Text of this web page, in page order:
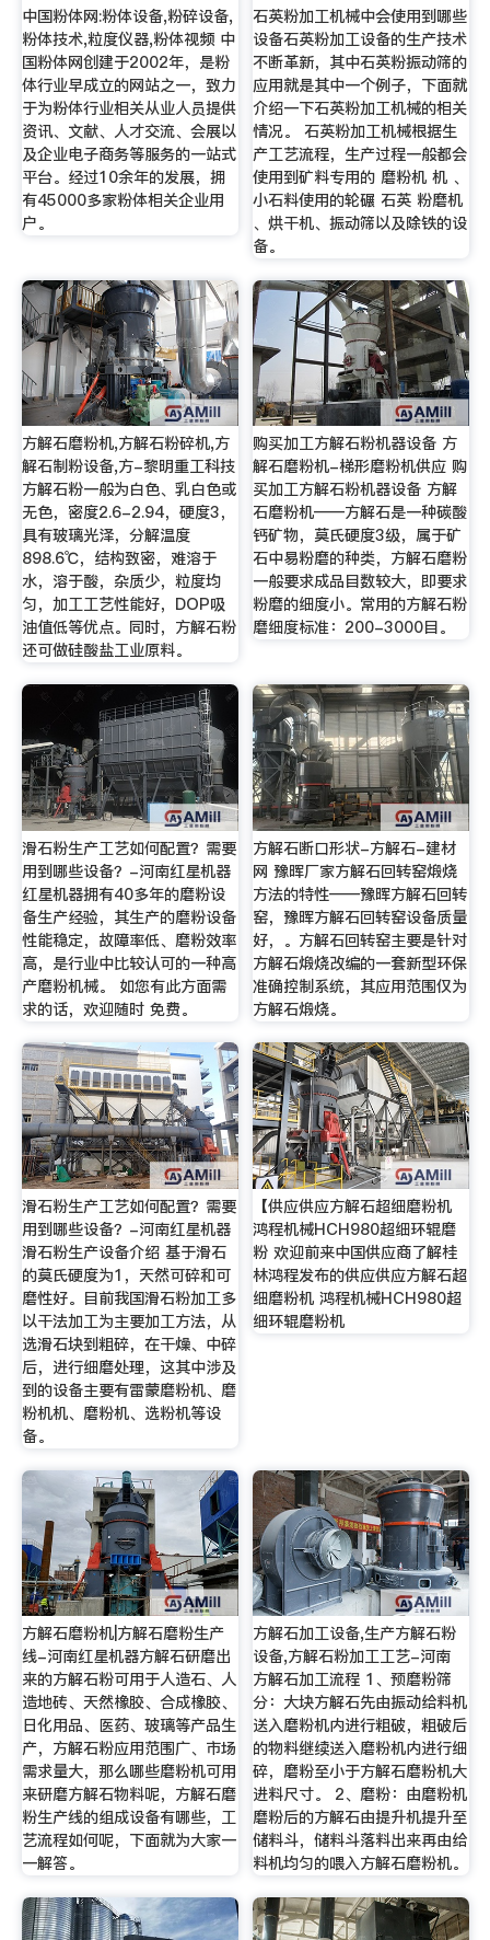
中国粉体网:粉体设备,粉碎设备,
粉体技术,粒度仪器,粉体视频 中
国粉体网创建于2002年，是粉
体行业早成立的网站之一，致力
于为粉体行业相关从业人员提供
资讯、文献、人才交流、会展以
及企业电子商务等服务的一站式
平台。经过10余年的发展，拥
有45000多家粉体相关企业用
户。
石英粉加工机械中会使用到哪些
设备石英粉加工设备的生产技术
不断革新，其中石英粉振动筛的
应用就是其中一个例子，下面就
介绍一下石英粉加工机械的相关
情况。 石英粉加工机械根据生
产工艺流程，生产过程一般都会
使用到矿料专用的 磨粉机 机 、
小石料使用的轮碾 石英 粉磨机
、烘干机、振动筛以及除铁的设
备。
方解石磨粉机,方解石粉碎机,方
解石制粉设备,方-黎明重工科技
方解石粉一般为白色、乳白色或
无色，密度2.6-2.94，硬度3，
具有玻璃光泽，分解温度
898.6℃，结构致密，难溶于
水，溶于酸，杂质少，粒度均
匀，加工工艺性能好，DOP吸
油值低等优点。同时，方解石粉
还可做硅酸盐工业原料。
购买加工方解石粉机器设备 方
解石磨粉机-梯形磨粉机供应 购
买加工方解石粉机器设备 方解
石磨粉机——方解石是一种碳酸
钙矿物，莫氏硬度3级，属于矿
石中易粉磨的种类，方解石磨粉
一般要求成品目数较大，即要求
粉磨的细度小。常用的方解石粉
磨细度标准：200-3000目。
滑石粉生产工艺如何配置？需要
用到哪些设备？-河南红星机器
红星机器拥有40多年的磨粉设
备生产经验，其生产的磨粉设备
性能稳定，故障率低、磨粉效率
高，是行业中比较认可的一种高
产磨粉机械。 如您有此方面需
求的话，欢迎随时 免费。
方解石断口形状-方解石-建材
网 豫晖厂家方解石回转窑煅烧
方法的特性——豫晖方解石回转
窑，豫晖方解石回转窑设备质量
好，。方解石回转窑主要是针对
方解石煅烧改编的一套新型环保
准确控制系统，其应用范围仅为
方解石煅烧。
滑石粉生产工艺如何配置？需要
用到哪些设备？-河南红星机器
滑石粉生产设备介绍 基于滑石
的莫氏硬度为1，天然可碎和可
磨性好。目前我国滑石粉加工多
以干法加工为主要加工方法，从
选滑石块到粗碎，在干燥、中碎
后，进行细磨处理，这其中涉及
到的设备主要有雷蒙磨粉机、磨
粉机机、磨粉机、选粉机等设
备。
【供应供应方解石超细磨粉机
鸿程机械HCH980超细环辊磨
粉 欢迎前来中国供应商了解桂
林鸿程发布的供应供应方解石超
细磨粉机 鸿程机械HCH980超
细环辊磨粉机
方解石磨粉机|方解石磨粉生产
线-河南红星机器方解石研磨出
来的方解石粉可用于人造石、人
造地砖、天然橡胶、合成橡胶、
日化用品、医药、玻璃等产品生
产，方解石粉应用范围广、市场
需求量大，那么哪些磨粉机可用
来研磨方解石物料呢，方解石磨
粉生产线的组成设备有哪些，工
艺流程如何呢，下面就为大家一
一解答。
方解石加工设备,生产方解石粉
设备,方解石粉加工工艺-河南
方解石加工流程 1、预磨粉筛
分：大块方解石先由振动给料机
送入磨粉机内进行粗破，粗破后
的物料继续送入磨粉机内进行细
碎，磨粉至小于方解石磨粉机大
进料尺寸。 2、磨粉：由磨粉机
磨粉后的方解石由提升机提升至
储料斗，储料斗落料出来再由给
料机均匀的喂入方解石磨粉机。